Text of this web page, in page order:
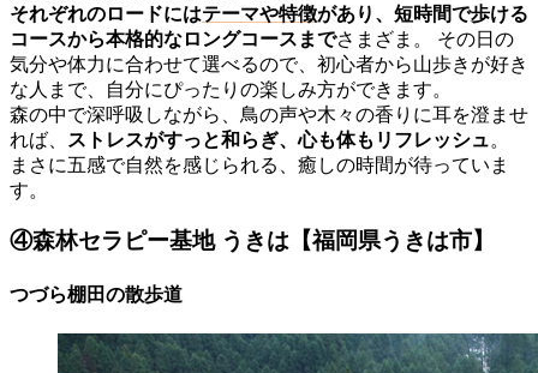
それぞれのロードにはテーマや特徴があり、短時間で歩ける
コースから本格的なロングコースまでさまざま。 その日の
気分や体力に合わせて選べるので、初心者から山歩きが好き
な人まで、自分にぴったりの楽しみ方ができます。
森の中で深呼吸しながら、鳥の声や木々の香りに耳を澄ませ
れば、
ストレスがすっと和らぎ、心も体もリフレッシュ。
まさに五感で自然を感じられる、癒しの時間が待っていま
す。
④森林セラピー基地 うきは【福岡県うきは市】
つづら棚田の散歩道